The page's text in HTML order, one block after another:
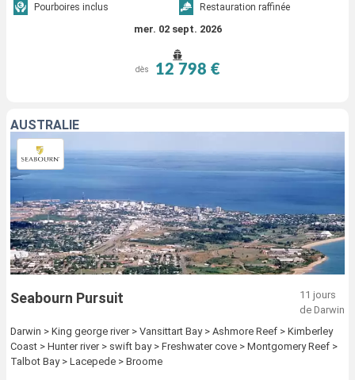
Pourboires inclus
Restauration raffinée
mer. 02 sept. 2026
dès 12 798 €
AUSTRALIE
Seabourn Pursuit
11 jours
de Darwin
Darwin > King george river > Vansittart Bay > Ashmore Reef > Kimberley
Coast > Hunter river > swift bay > Freshwater cove > Montgomery Reef >
Talbot Bay > Lacepede > Broome